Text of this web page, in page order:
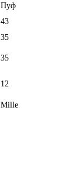
Пуф
43
35
35
12
Mille